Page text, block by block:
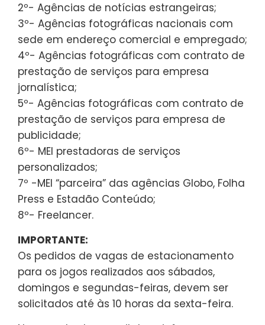
2º- Agências de notícias estrangeiras;
3º- Agências fotográficas nacionais com
sede em endereço comercial e empregado;
4º- Agências fotográficas com contrato de
prestação de serviços para empresa
jornalística;
5º- Agências fotográficas com contrato de
prestação de serviços para empresa de
publicidade;
6º- MEI prestadoras de serviços
personalizados;
7º -MEI “parceira” das agências Globo, Folha
Press e Estadão Conteúdo;
8º- Freelancer.
IMPORTANTE:
Os pedidos de vagas de estacionamento
para os jogos realizados aos sábados,
domingos e segundas-feiras, devem ser
solicitados até às 10 horas da sexta-feira.